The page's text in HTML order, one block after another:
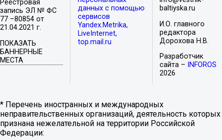
Реестровая
запись ЭЛ № ФС
77 –80854 от
21.04.2021 г.
ПОКАЗАТЬ
БАННЕРНЫЕ
МЕСТА
данных с помощью
сервисов
Yandex.Metrika,
LiveInternet,
top.mail.ru
baltiyska.ru
И.О. главного
редактора
Дорохова Н.В.
Разработчик
сайта –
INFOROS
2026
* Перечень иностранных и международных
неправительственных организаций, деятельность которых
признана нежелательной на территории Российской
Федерации: